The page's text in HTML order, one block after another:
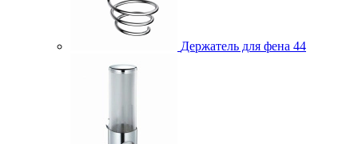
Держатель для фена 44